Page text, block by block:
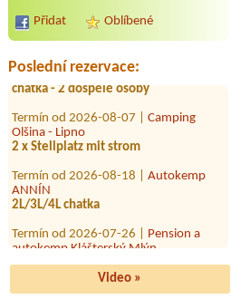
Přidat Oblíbené
Poslední rezervace:
Termín od 2026-07-25 |
chatka - 2 dospělé osoby
Termín od 2026-08-07 |Camping
2 x Stellplatz mit strom
Termín od 2026-08-18 |
2L/3L/4L chatka
Termín od 2026-07-26 |
Termín od 2026-07-24 |Autokemp
Kristýna Jiránek
1 x Stellplatz mit elektr. Anschluss 2
PersonenBungalow 2 Personen
Video »